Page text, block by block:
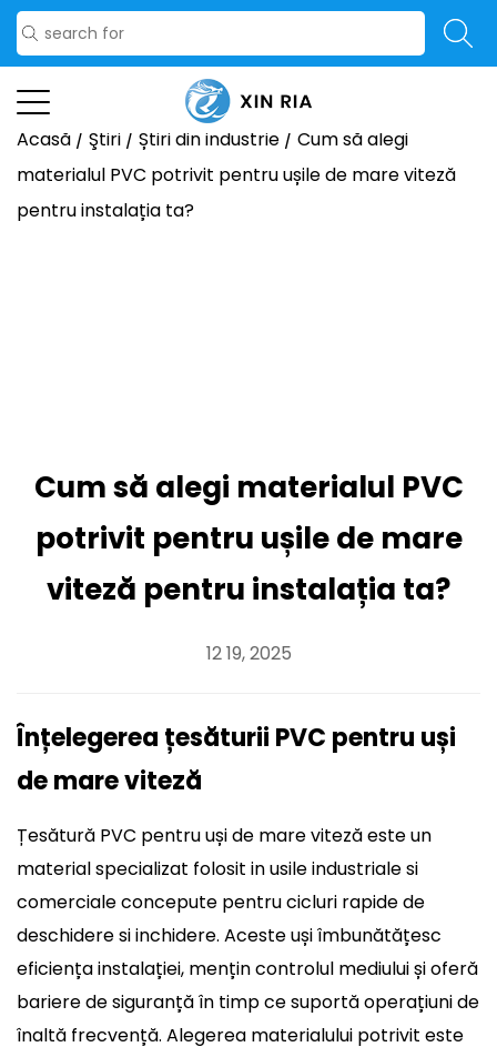
Acasă / Ştiri / Știri din industrie / Cum să alegi
materialul PVC potrivit pentru ușile de mare viteză
pentru instalația ta?
Cum să alegi materialul PVC
potrivit pentru ușile de mare
viteză pentru instalația ta?
12 19, 2025
Înțelegerea țesăturii PVC pentru uși
de mare viteză
Țesătură PVC pentru uși de mare vitezăeste un
material specializat folosit in usile industriale si
comerciale concepute pentru cicluri rapide de
deschidere si inchidere. Aceste uși îmbunătățesc
eficiența instalației, mențin controlul mediului și oferă
bariere de siguranță în timp ce suportă operațiuni de
înaltă frecvență. Alegerea materialului potrivit este